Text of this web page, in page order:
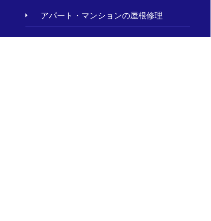
アパート・マンションの屋根修理